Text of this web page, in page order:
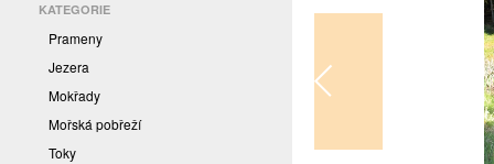
KATEGORIE
Prameny
Jezera
Mokřady
Mořská pobřeží
Toky